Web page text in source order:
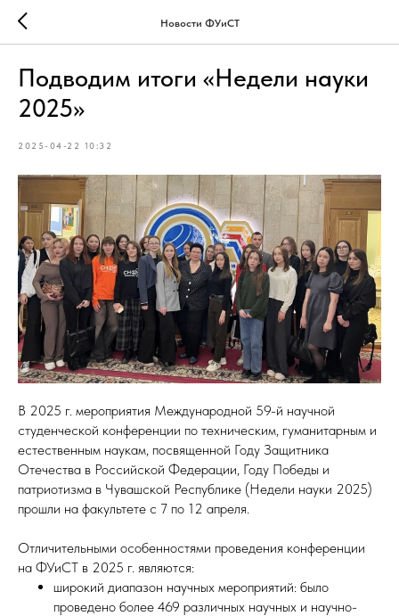
Новости ФУиСТ
Подводим итоги «Недели науки
2025»
2025-04-22 10:32
В 2025 г. мероприятия Международной 59-й научной
студенческой конференции по техническим, гуманитарным и
естественным наукам, посвященной Году Защитника
Отечества в Российской Федерации, Году Победы и
патриотизма в Чувашской Республике (Недели науки 2025)
прошли на факультете с 7 по 12 апреля.
Отличительными особенностями проведения конференции
на ФУиСТ в 2025 г. являются:
широкий диапазон научных мероприятий: было
проведено более 469 различных научных и научно-